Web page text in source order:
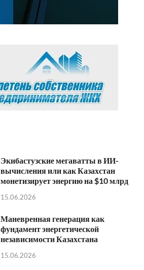
Экибастузские мегаватты в ИИ-
вычисления или как Казахстан
монетизирует энергию на $10 млрд
15.06.2026
Маневренная генерация как
фундамент энергетической
независимости Казахстана
15.06.2026